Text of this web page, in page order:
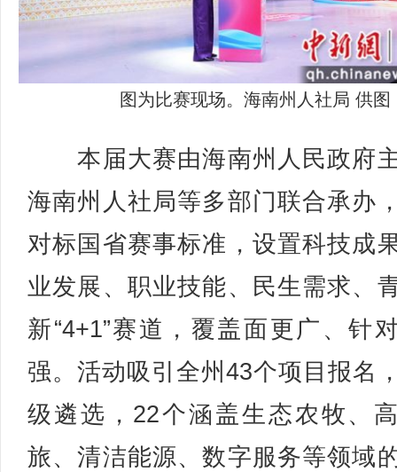
图为比赛现场。海南州人社局 供图
本届大赛由海南州人民政府
海南州人社局等多部门联合承办
对标国省赛事标准，设置科技成
业发展、职业技能、民生需求、
新“4+1”赛道，覆盖面更广、针
强。活动吸引全州43个项目报名
级遴选，22个涵盖生态农牧、
旅、清洁能源、数字服务等领域